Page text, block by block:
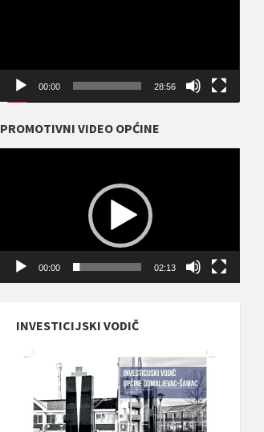
00:00 28:56
PROMOTIVNI VIDEO OPĆINE
00:00 02:13
INVESTICIJSKI VODIČ